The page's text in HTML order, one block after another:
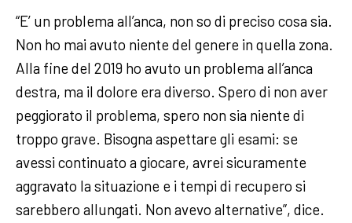
“E’ un problema all’anca, non so di preciso cosa sia.
Non ho mai avuto niente del genere in quella zona.
Alla fine del 2019 ho avuto un problema all’anca
destra, ma il dolore era diverso. Spero di non aver
peggiorato il problema, spero non sia niente di
troppo grave. Bisogna aspettare gli esami: se
avessi continuato a giocare, avrei sicuramente
aggravato la situazione e i tempi di recupero si
sarebbero allungati. Non avevo alternative”, dice.